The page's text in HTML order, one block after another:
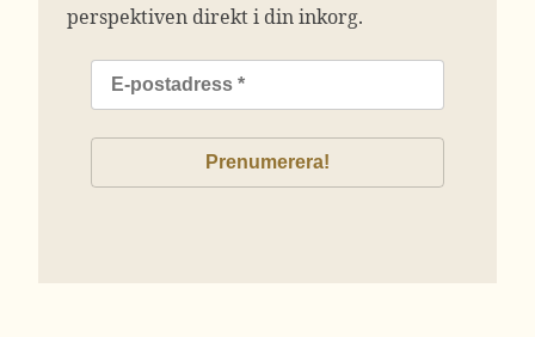
perspektiven direkt i din inkorg.